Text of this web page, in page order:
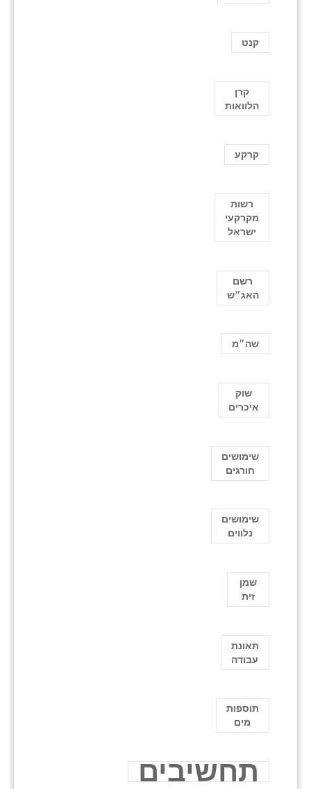
קנט
קרן
הלוואות
קרקע
רשות
מקרקעי
ישראל
רשם
האג״ש
שה״מ
שוק
איכרים
שימושים
חורגים
שימושים
נלווים
שמן
זית
תאונת
עבודה
תוספות
מים
תחשיבים